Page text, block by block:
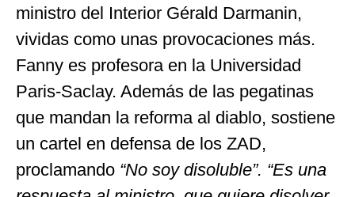
ministro del Interior Gérald Darmanin,
vividas como unas provocaciones más.
Fanny es profesora en la Universidad
Paris-Saclay. Además de las pegatinas
que mandan la reforma al diablo, sostiene
un cartel en defensa de los ZAD,
proclamando “No soy disoluble”. “Es una